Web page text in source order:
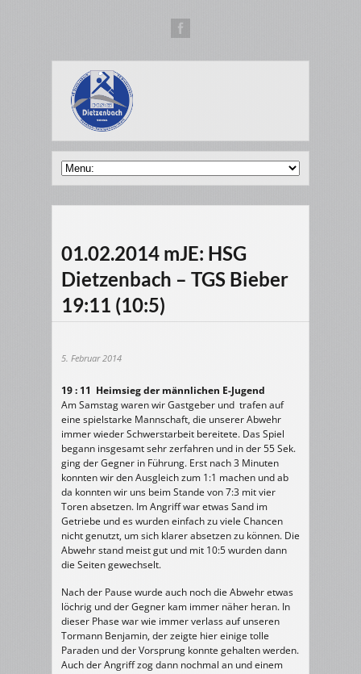
01.02.2014 mJE: HSG
Dietzenbach – TGS Bieber
19:11 (10:5)
5. Februar 2014
19 : 11 Heimsieg der männlichen E-Jugend
Am Samstag waren wir Gastgeber und trafen auf
eine spielstarke Mannschaft, die unserer Abwehr
immer wieder Schwerstarbeit bereitete. Das Spiel
begann insgesamt sehr zerfahren und in der 55 Sek.
ging der Gegner in Führung. Erst nach 3 Minuten
konnten wir den Ausgleich zum 1:1 machen und ab
da konnten wir uns beim Stande von 7:3 mit vier
Toren absetzen. Im Angriff war etwas Sand im
Getriebe und es wurden einfach zu viele Chancen
nicht genutzt, um sich klarer absetzen zu können. Die
Abwehr stand meist gut und mit 10:5 wurden dann
die Seiten gewechselt.
Nach der Pause wurde auch noch die Abwehr etwas
löchrig und der Gegner kam immer näher heran. In
dieser Phase war wie immer verlass auf unseren
Tormann Benjamin, der zeigte hier einige tolle
Paraden und der Vorsprung konnte gehalten werden.
Auch der Angriff zog dann nochmal an und einem